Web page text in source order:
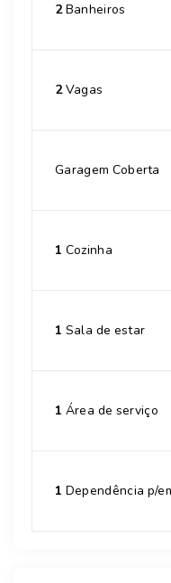
2Banheiros
2Vagas
Garagem Coberta
1 Cozinha
1 Sala de estar
1 Área de serviço
1 Dependência p/